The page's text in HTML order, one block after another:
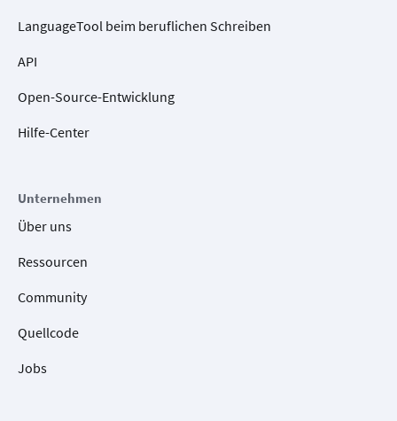
LanguageTool beim beruflichen Schreiben
API
Open-Source-Entwicklung
Hilfe-Center
Unternehmen
Über uns
Ressourcen
Community
Quellcode
Jobs